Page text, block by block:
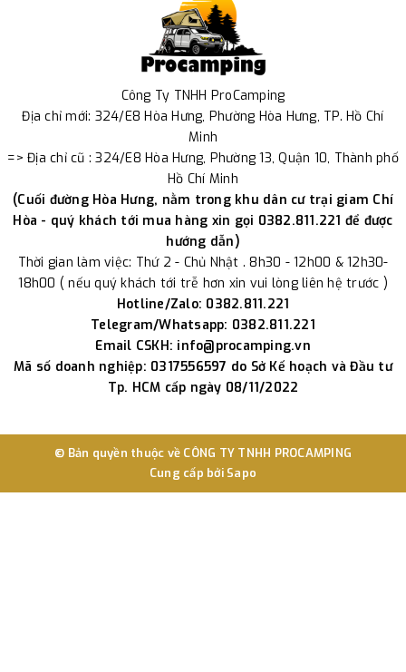
Công Ty TNHH ProCamping
Địa chỉ mới: 324/E8 Hòa Hưng, Phường Hòa Hưng, TP. Hồ Chí
Minh
=> Địa chỉ cũ : 324/E8 Hòa Hưng, Phường 13, Quận 10, Thành phố
Hồ Chí Minh
(Cuối đường Hòa Hưng, nằm trong khu dân cư trại giam Chí
Hòa - quý khách tới mua hàng xin gọi 0382.811.221 để được
hướng dẫn)
Thời gian làm việc: Thứ 2 - Chủ Nhật . 8h30 - 12h00 & 12h30-
18h00 ( nếu quý khách tới trễ hơn xin vui lòng liên hệ trước )
Hotline/Zalo: 0382.811.221
Telegram/Whatsapp: 0382.811.221
Email CSKH: info@procamping.vn
Mã số doanh nghiệp: 0317556597 do Sở Kế hoạch và Đầu tư
Tp. HCM cấp ngày 08/11/2022
© Bản quyền thuộc về CÔNG TY TNHH PROCAMPING
Cung cấp bởi Sapo